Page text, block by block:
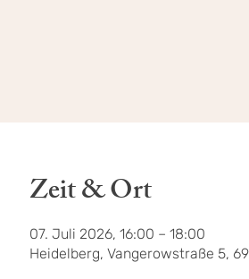
Zeit & Ort
07. Juli 2026, 16:00 – 18:00
Heidelberg, Vangerowstraße 5,